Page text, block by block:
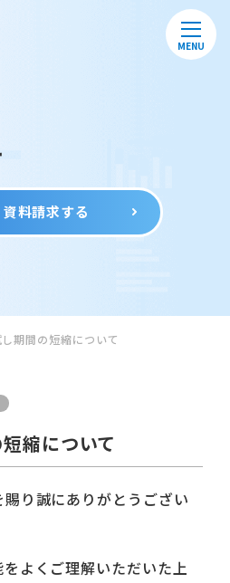
MENU
資料請求する
期間の短縮について
縮について
り誠にありがとうござい
よくご理解いただいた上